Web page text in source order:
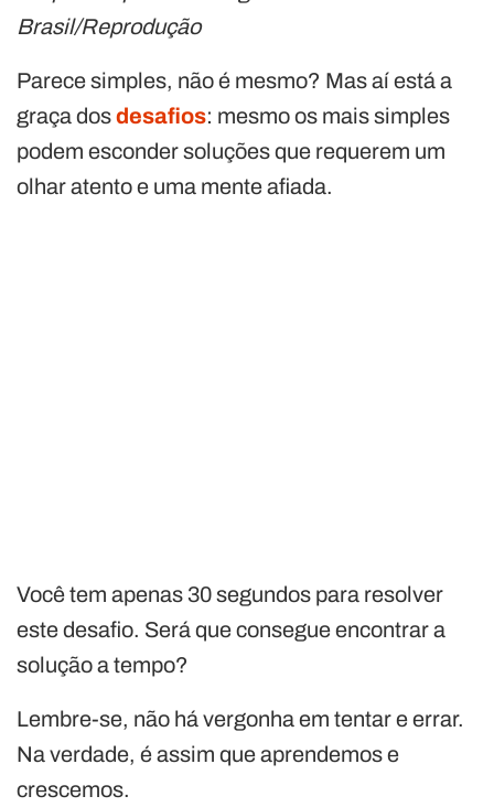
Brasil/Reprodução
Parece simples, não é mesmo? Mas aí está a
graça dosdesafios: mesmo os mais simples
podem esconder soluções que requerem um
olhar atento e uma mente afiada.
Você tem apenas 30 segundos para resolver
este desafio. Será que consegue encontrar a
solução a tempo?
Lembre-se, não há vergonha em tentar e errar.
Na verdade, é assim que aprendemos e
crescemos.